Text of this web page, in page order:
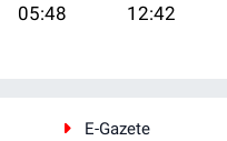
05:48 12:42
E-Gazete